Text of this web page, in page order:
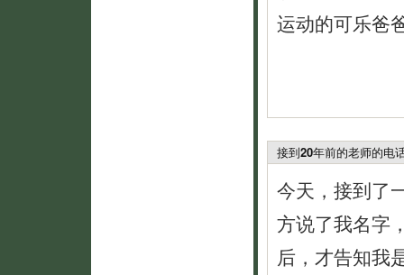
运动的可乐爸
接到20年前的老师的电
今天，接到了
方说了我名字
后，才告知我